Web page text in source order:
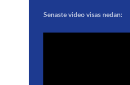
Senaste video visas nedan: